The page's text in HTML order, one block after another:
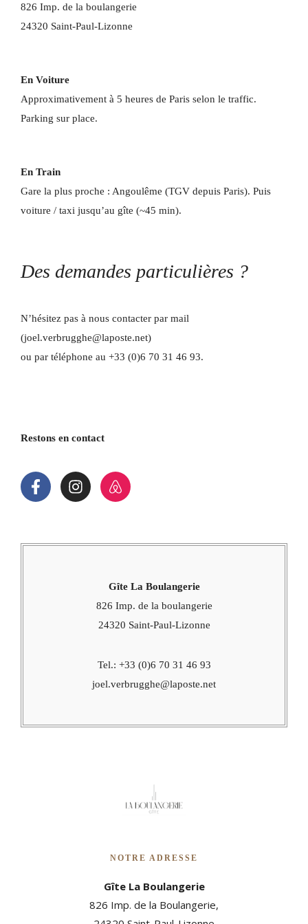
826 Imp. de la boulangerie
24320 Saint-Paul-Lizonne
En Voiture
Approximativement à 5 heures de Paris selon le traffic.
Parking sur place.
En Train
Gare la plus proche : Angoulême (TGV depuis Paris). Puis
voiture / taxi jusqu’au gîte (~45 min).
Des demandes particulières ?
N’hésitez pas à nous contacter par mail
(joel.verbrugghe@laposte.net)
ou par téléphone au +33 (0)6 70 31 46 93.
Restons en contact
Gîte La Boulangerie
826 Imp. de la boulangerie
24320 Saint-Paul-Lizonne
Tel.: +33 (0)6 70 31 46 93
joel.verbrugghe@laposte.net
NOTRE ADRESSE
Gîte La Boulangerie
826 Imp. de la Boulangerie,